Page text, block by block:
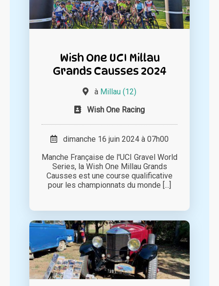
Wish One UCI Millau
Grands Causses 2024
à Millau (12)
Wish One Racing
dimanche 16 juin 2024 à 07h00
Manche Française de l'UCI Gravel World
Series, la Wish One Millau Grands
Causses est une course qualificative
pour les championnats du monde [...]